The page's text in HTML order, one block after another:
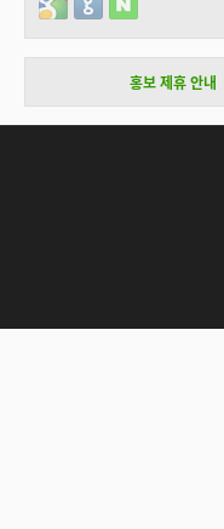
홍보 제휴 안내